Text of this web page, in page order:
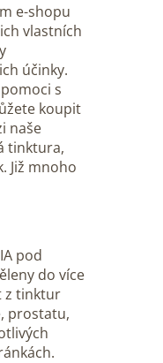
e-shopu
vlastních
účinky.
s
koupit
naše
tinktura,
Již mnoho
pod
do více
z tinktur
prostatu,